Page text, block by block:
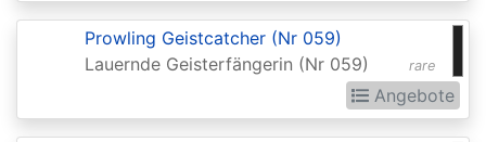
Commander
rare
Prowling Geistcatcher (Nr 059)
Lauernde Geisterfängerin (Nr 059)
Angebote